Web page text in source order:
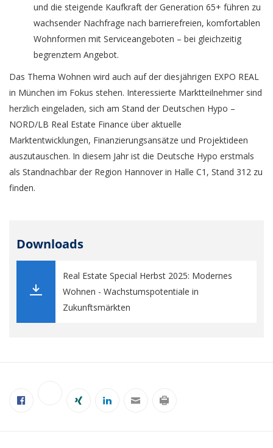
und die steigende Kaufkraft der Generation 65+ führen zu
wachsender Nachfrage nach barrierefreien, komfortablen
Wohnformen mit Serviceangeboten – bei gleichzeitig
begrenztem Angebot.
Das Thema Wohnen wird auch auf der diesjährigen EXPO REAL
in München im Fokus stehen. Interessierte Marktteilnehmer sind
herzlich eingeladen, sich am Stand der Deutschen Hypo –
NORD/LB Real Estate Finance über aktuelle
Marktentwicklungen, Finanzierungsansätze und Projektideen
auszutauschen. In diesem Jahr ist die Deutsche Hypo erstmals
als Standnachbar der Region Hannover in Halle C1, Stand 312 zu
finden.
Downloads
Real Estate Special Herbst 2025: Modernes
Wohnen - Wachstumspotentiale in
Zukunftsmärkten